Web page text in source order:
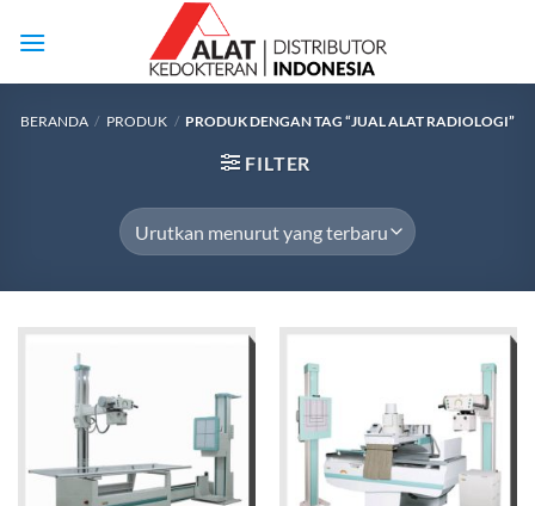
BERANDA / PRODUK / PRODUK DENGAN TAG “JUAL ALAT RADIOLOGI”
FILTER